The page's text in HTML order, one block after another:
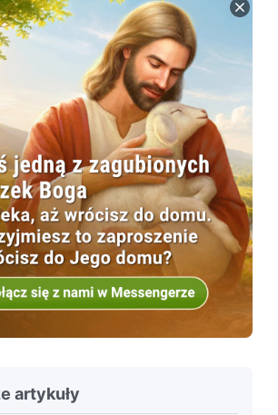
artykuły